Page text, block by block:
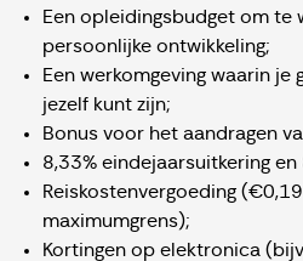
Een opleidingsbudget om te
persoonlijke ontwikkeling;
Een werkomgeving waarin
jezelf kunt zijn;
Bonus voor het aandragen
8,33% eindejaarsuitkering en
Reiskostenvergoeding
maximumgrens);
Kortingen op elektronica